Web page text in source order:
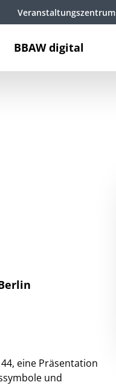
BBAW digital
Veranstaltungszentrum
eine Präsentation
und